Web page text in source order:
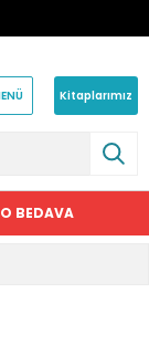
Kitaplarımız
BEDAVA